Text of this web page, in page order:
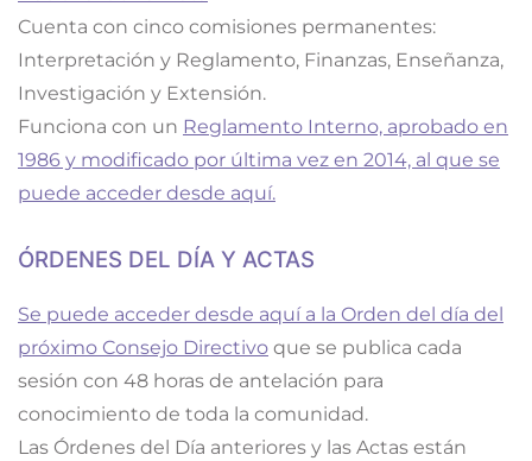
Cuenta con cinco comisiones permanentes:
Interpretación y Reglamento, Finanzas, Enseñanza,
Investigación y Extensión.
Funciona con un Reglamento Interno, aprobado en
1986 y modificado por última vez en 2014, al que se
puede acceder desde aquí.
ÓRDENES DEL DÍA Y ACTAS
Se puede acceder desde aquí a la Orden del día del
próximo Consejo Directivo que se publica cada
sesión con 48 horas de antelación para
conocimiento de toda la comunidad.
Las Órdenes del Día anteriores y las Actas están